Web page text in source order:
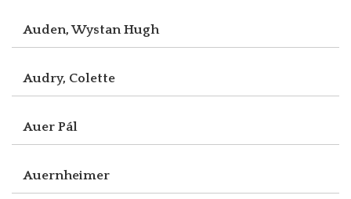
Auden, Wystan Hugh
Audry, Colette
Auer Pál
Auernheimer